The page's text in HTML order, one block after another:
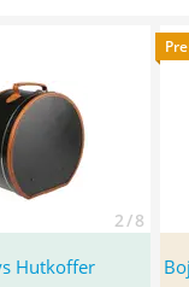
das
2 / 8
Hutkoffer